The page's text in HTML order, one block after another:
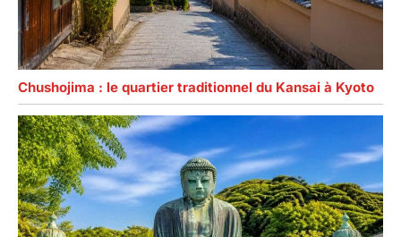
Chushojima : le quartier traditionnel du Kansai à Kyoto